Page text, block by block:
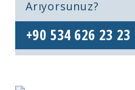
Arıyorsunuz?
+90 534 626 23 23